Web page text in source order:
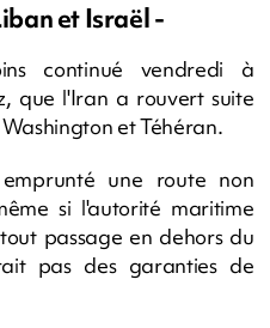
et Israël -
continué vendredi à
que l'Iran a rouvert suite
et Téhéran.
une route non
si l'autorité maritime
passage en dehors du
pas des garanties de